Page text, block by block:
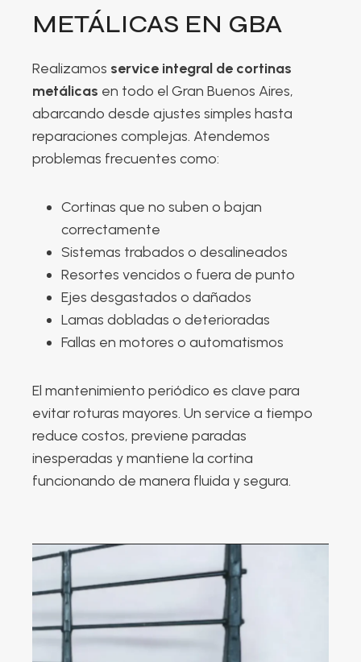
METÁLICAS EN GBA
Realizamos service integral de cortinas
metálicas en todo el Gran Buenos Aires,
abarcando desde ajustes simples hasta
reparaciones complejas. Atendemos
problemas frecuentes como:
Cortinas que no suben o bajan
correctamente
Sistemas trabados o desalineados
Resortes vencidos o fuera de punto
Ejes desgastados o dañados
Lamas dobladas o deterioradas
Fallas en motores o automatismos
El mantenimiento periódico es clave para
evitar roturas mayores. Un service a tiempo
reduce costos, previene paradas
inesperadas y mantiene la cortina
funcionando de manera fluida y segura.